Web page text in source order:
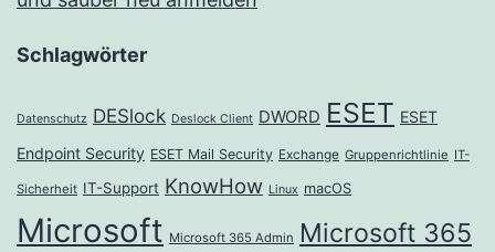
Schlagwörter
Datenschutz DESlock Deslock Client DWORD ESET ESET
Endpoint Security ESET Mail Security Exchange Gruppenrichtlinie IT-
Sicherheit IT-Support KnowHow Linux macOS
Microsoft Microsoft 365 Admin Microsoft 365